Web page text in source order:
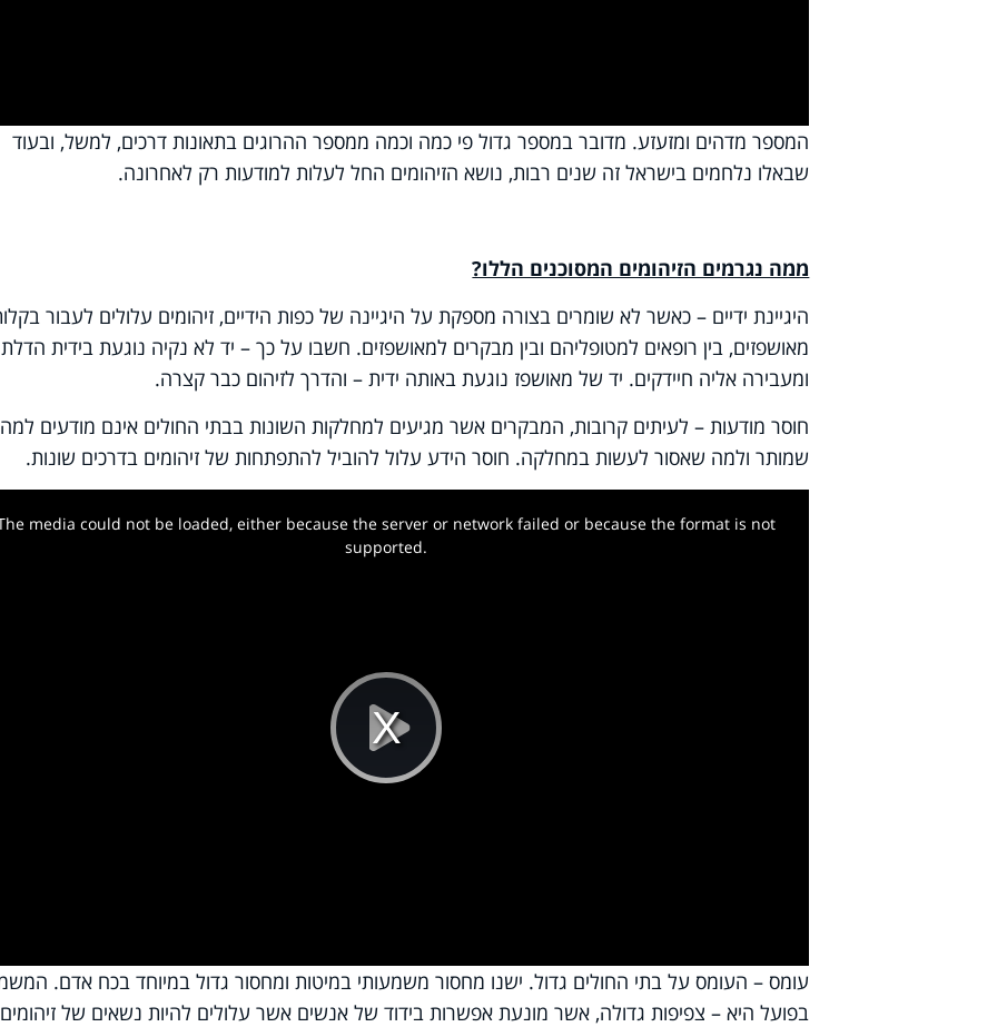
המספר מדהים ומזעזע. מדובר במספר גדול פי כמה וכמה ממספר ההרוגים בתאונות דרכים, למשל, ובעוד
שבאלו נלחמים בישראל זה שנים רבות, נושא הזיהומים החל לעלות למודעות רק לאחרונה.
ממה נגרמים הזיהומים המסוכנים הללו?
היגיינת ידיים – כאשר לא שומרים בצורה מספקת על היגיינה של כפות הידיים, זיהומים עלולים לעבור
מאושפזים, בין רופאים למטופליהם ובין מבקרים למאושפזים. חשבו על כך – יד לא נקיה נוגעת בידית הדלת
ומעבירה אליה חיידקים. יד של מאושפז נוגעת באותה ידית – והדרך לזיהום כבר קצרה.
חוסר מודעות – לעיתים קרובות, המבקרים אשר מגיעים למחלקות השונות בבתי החולים אינם מודעים למה
שמותר ולמה שאסור לעשות במחלקה. חוסר הידע עלול להוביל להתפתחות של זיהומים בדרכים שונות.
Play
media could not be loaded, either because the server or network failed or because the format is not
supported.
עומס – העומס על בתי החולים גדול. ישנו מחסור משמעותי במיטות ומחסור גדול במיוחד בכח אדם.
בפועל היא – צפיפות גדולה, אשר מונעת אפשרות בידוד של אנשים אשר עלולים להיות נשאים של זיהומים